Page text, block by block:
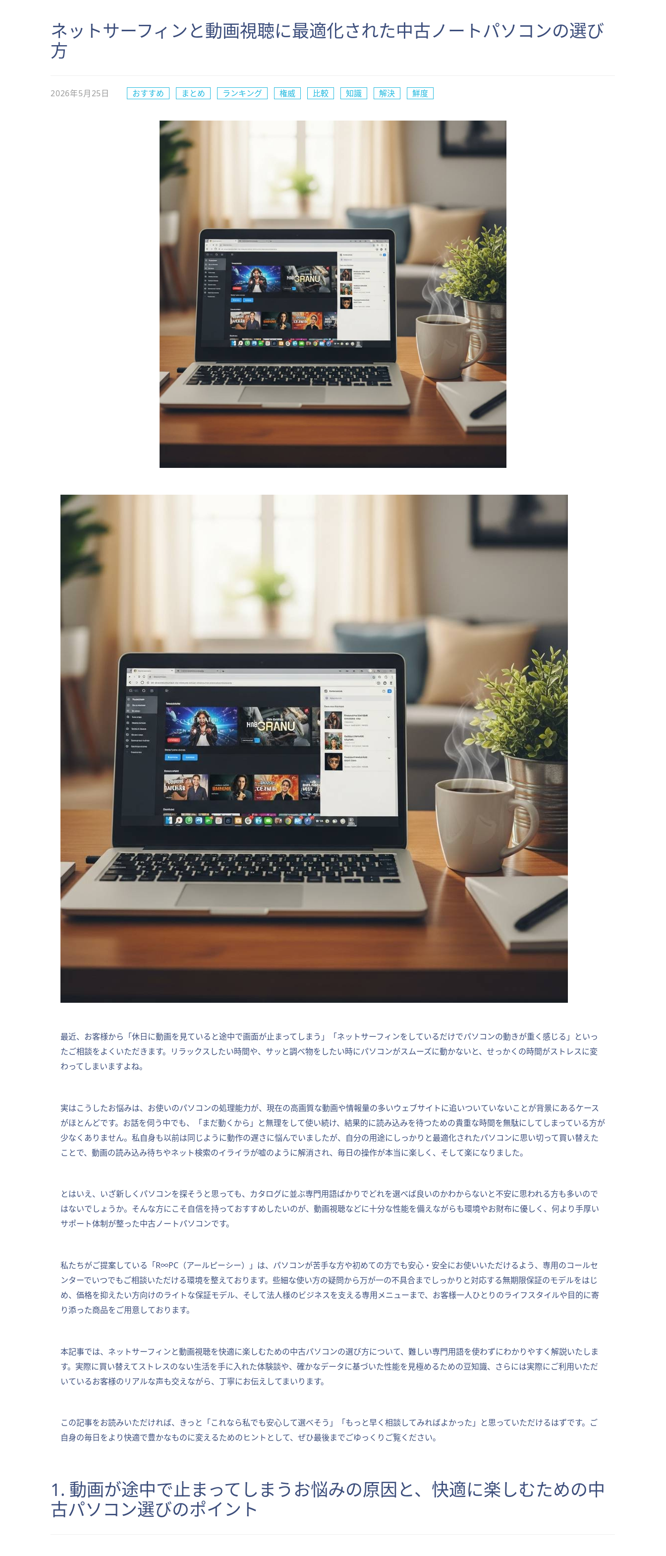
ネットサーフィンと動画視聴に最適化された中古ノートパソコンの選び
方
2026年5月25日 おすすめ まとめ ランキング 権威 比較 知識 解決 鮮度
最近、お客様から「休日に動画を見ていると途中で画面が止まってしまう」「ネットサーフィンをしているだけでパソコンの動きが重く感じる」といっ
たご相談をよくいただきます。リラックスしたい時間や、サッと調べ物をしたい時にパソコンがスムーズに動かないと、せっかくの時間がストレスに変
わってしまいますよね。
実はこうしたお悩みは、お使いのパソコンの処理能力が、現在の高画質な動画や情報量の多いウェブサイトに追いついていないことが背景にあるケース
がほとんどです。お話を伺う中でも、「まだ動くから」と無理をして使い続け、結果的に読み込みを待つための貴重な時間を無駄にしてしまっている方が
少なくありません。私自身も以前は同じように動作の遅さに悩んでいましたが、自分の用途にしっかりと最適化されたパソコンに思い切って買い替えた
ことで、動画の読み込み待ちやネット検索のイライラが嘘のように解消され、毎日の操作が本当に楽しく、そして楽になりました。
とはいえ、いざ新しくパソコンを探そうと思っても、カタログに並ぶ専門用語ばかりでどれを選べば良いのかわからないと不安に思われる方も多いので
はないでしょうか。そんな方にこそ自信を持っておすすめしたいのが、動画視聴などに十分な性能を備えながらも環境やお財布に優しく、何より手厚い
サポート体制が整った中古ノートパソコンです。
私たちがご提案している「R∞PC（アールピーシー）」は、パソコンが苦手な方や初めての方でも安心・安全にお使いいただけるよう、専用のコールセ
ンターでいつでもご相談いただける環境を整えております。些細な使い方の疑問から万が一の不具合までしっかりと対応する無期限保証のモデルをはじ
め、価格を抑えたい方向けのライトな保証モデル、そして法人様のビジネスを支える専用メニューまで、お客様一人ひとりのライフスタイルや目的に寄
り添った商品をご用意しております。
本記事では、ネットサーフィンと動画視聴を快適に楽しむための中古パソコンの選び方について、難しい専門用語を使わずにわかりやすく解説いたしま
す。実際に買い替えてストレスのない生活を手に入れた体験談や、確かなデータに基づいた性能を見極めるための豆知識、さらには実際にご利用いただ
いているお客様のリアルな声も交えながら、丁寧にお伝えしてまいります。
この記事をお読みいただければ、きっと「これなら私でも安心して選べそう」「もっと早く相談してみればよかった」と思っていただけるはずです。ご
自身の毎日をより快適で豊かなものに変えるためのヒントとして、ぜひ最後までごゆっくりご覧ください。
1. 動画が途中で止まってしまうお悩みの原因と、快適に楽しむための中
古パソコン選びのポイント